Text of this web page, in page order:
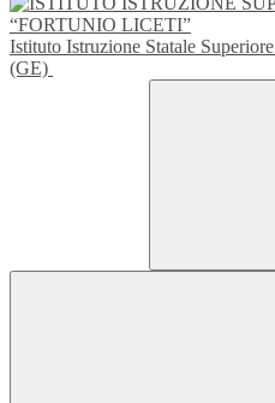
Istituto Istruzione Statale Superiore
(GE)